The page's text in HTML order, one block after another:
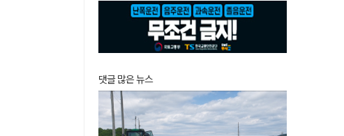
댓글 많은 뉴스